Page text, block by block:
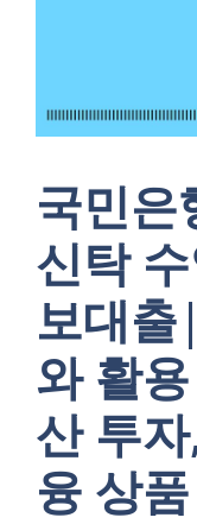
국민은
신탁
보대
와 활
산 투
융 상품